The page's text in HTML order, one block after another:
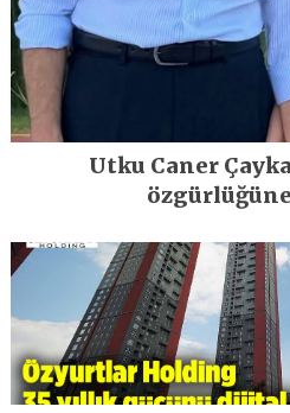
Utku Caner